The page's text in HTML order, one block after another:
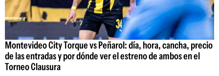
Montevideo City Torque vs Peñarol: día, hora, cancha, precio
de las entradas y por dónde ver el estreno de ambos en el
Torneo Clausura